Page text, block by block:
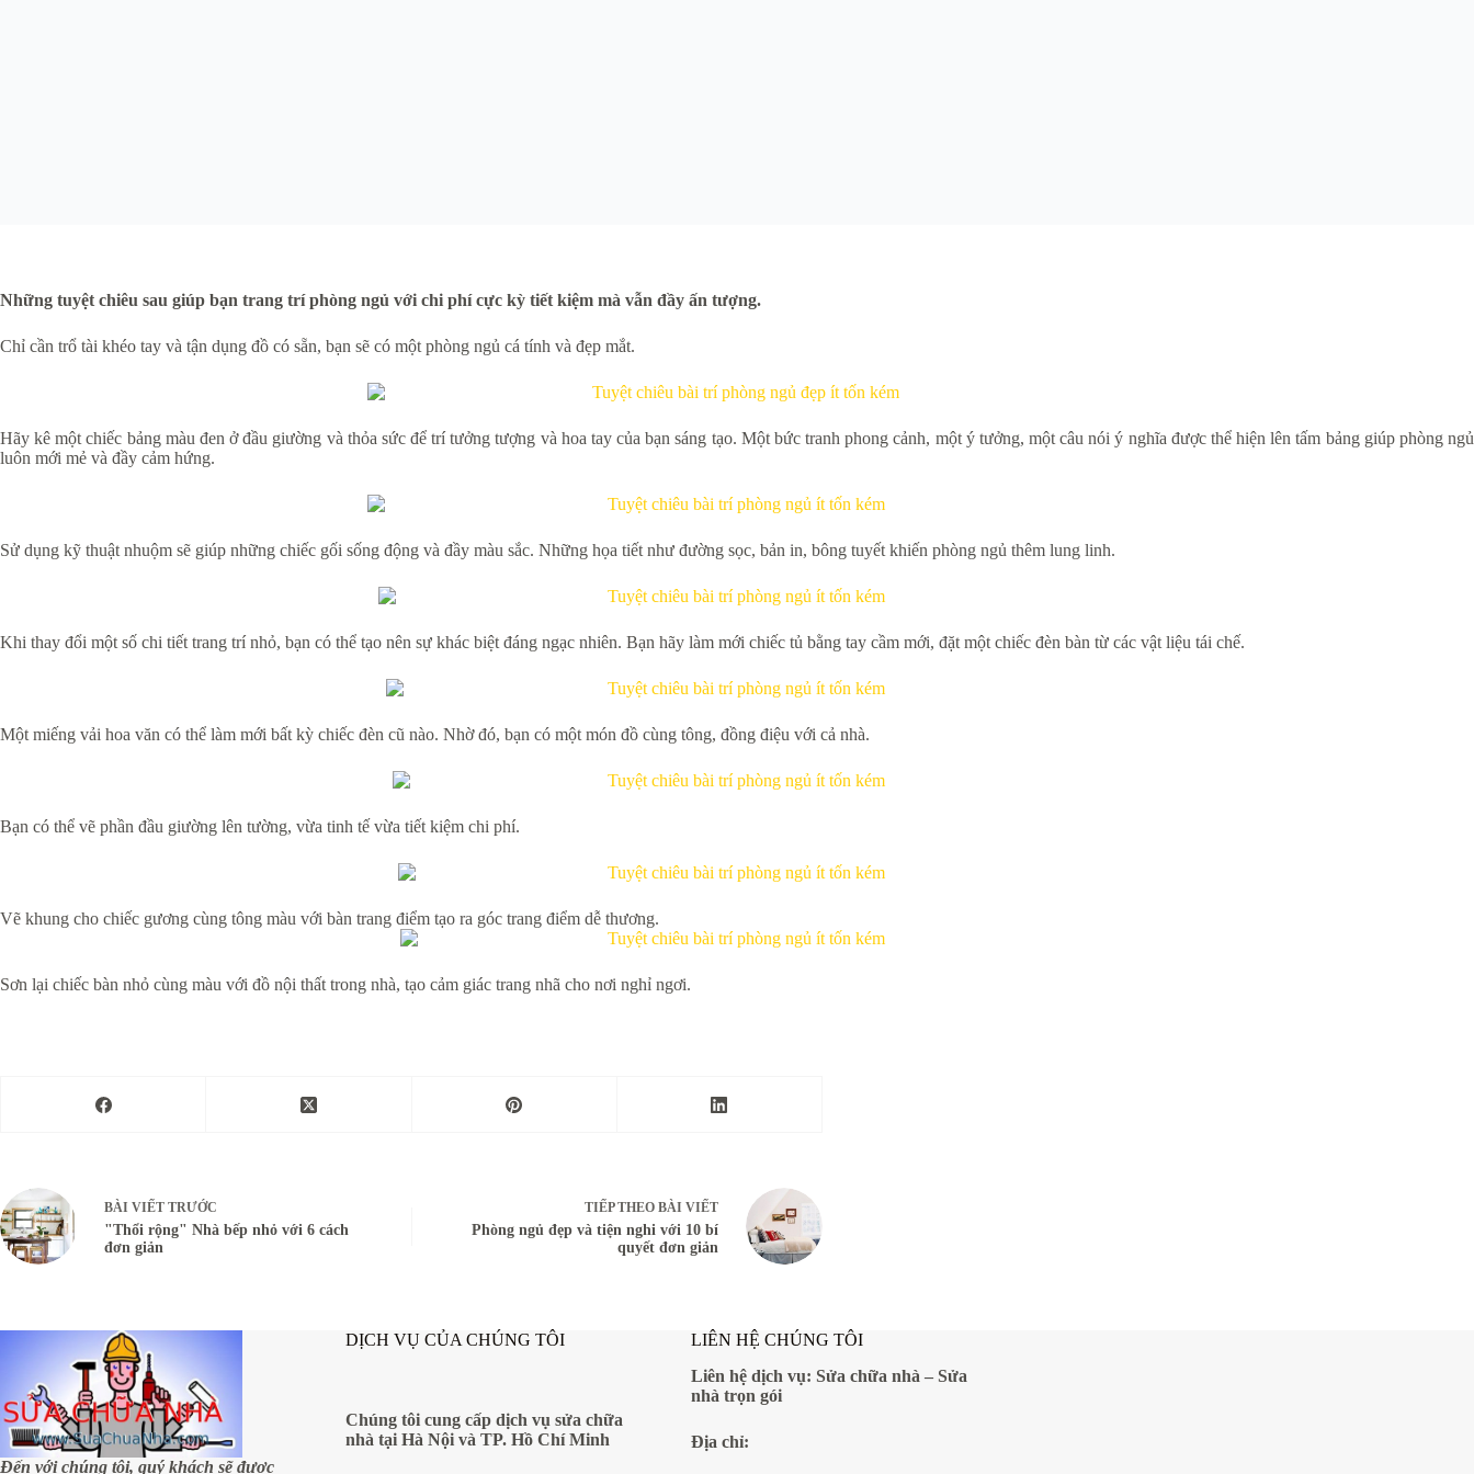
Những tuyệt chiêu sau giúp bạn trang trí phòng ngủ với chi phí cực kỳ tiết kiệm mà vẫn đầy ấn tượng.
Chỉ cần trổ tài khéo tay và tận dụng đồ có sẵn, bạn sẽ có một phòng ngủ cá tính và đẹp mắt.
Hãy kê một chiếc bảng màu đen ở đầu giường và thỏa sức để trí tưởng tượng và hoa tay của bạn sáng tạo. Một bức tranh phong cảnh, một ý tưởng, một câu nói ý nghĩa được thể hiện lên tấm bảng giúp phòng ngủ
luôn mới mẻ và đầy cảm hứng.
Sử dụng kỹ thuật nhuộm sẽ giúp những chiếc gối sống động và đầy màu sắc. Những họa tiết như đường sọc, bản in, bông tuyết khiến phòng ngủ thêm lung linh.
Khi thay đổi một số chi tiết trang trí nhỏ, bạn có thể tạo nên sự khác biệt đáng ngạc nhiên. Bạn hãy làm mới chiếc tủ bằng tay cầm mới, đặt một chiếc đèn bàn từ các vật liệu tái chế.
Một miếng vải hoa văn có thể làm mới bất kỳ chiếc đèn cũ nào. Nhờ đó, bạn có một món đồ cùng tông, đồng điệu với cả nhà.
Bạn có thể vẽ phần đầu giường lên tường, vừa tinh tế vừa tiết kiệm chi phí.
Vẽ khung cho chiếc gương cùng tông màu với bàn trang điểm tạo ra góc trang điểm dễ thương.
Sơn lại chiếc bàn nhỏ cùng màu với đồ nội thất trong nhà, tạo cảm giác trang nhã cho nơi nghỉ ngơi.
BÀI VIẾT TRƯỚC
"Thổi rộng" Nhà bếp nhỏ với 6 cách
đơn giản
TIẾP THEO BÀI VIẾT
Phòng ngủ đẹp và tiện nghi với 10 bí
quyết đơn giản
Đến với chúng tôi, quý khách sẽ được
DỊCH VỤ CỦA CHÚNG TÔI
Chúng tôi cung cấp dịch vụ sửa chữa
nhà tại Hà Nội và TP. Hồ Chí Minh
LIÊN HỆ CHÚNG TÔI
Liên hệ dịch vụ: Sửa chữa nhà – Sửa
nhà trọn gói
Địa chỉ: